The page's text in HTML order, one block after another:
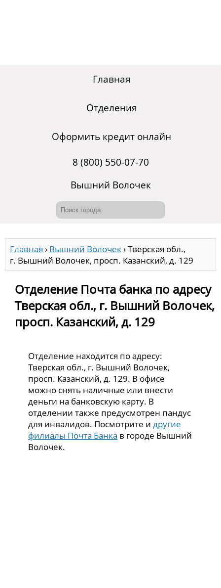
Главная
Отделения
Оформить кредит онлайн
8 (800) 550-07-70
Вышний Волочек
Главная › Вышний Волочек›Тверская обл.,
г. Вышний Волочек, просп. Казанский, д. 129
Отделение Почта банка по адресу
Тверская обл., г. Вышний Волочек,
просп. Казанский, д. 129
Отделение находится по адресу:
Тверская обл., г. Вышний Волочек,
просп. Казанский, д. 129. В офисе
можно снять наличные или внести
деньги на банковскую карту. В
отделении также предусмотрен пандус
для инвалидов. Посмотрите идругие
филиалы Почта Банка в городе Вышний
Волочек.